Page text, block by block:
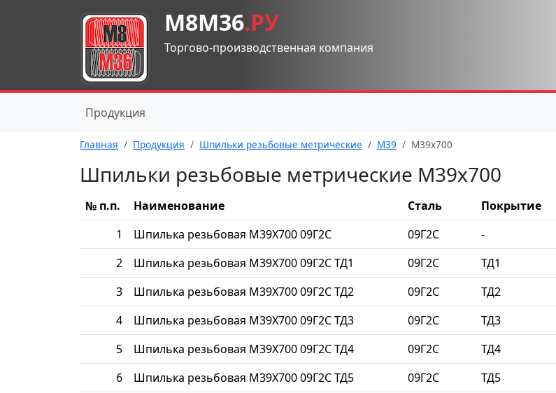
М8М36.РУ
Торгово-производственная компания
Продукция
Главная Продукция Шпильки резьбовые метрические М39 М39x700
Шпильки резьбовые метрические М39x700
№ п.п. Наименование Сталь Покрытие
1
Шпилька резьбовая М39Х700 09Г2С 09Г2С -
2 Шпилька резьбовая М39Х700 09Г2С ТД1 09Г2С ТД1
3 Шпилька резьбовая М39Х700 09Г2С ТД2 09Г2С ТД2
4 Шпилька резьбовая М39Х700 09Г2С ТД3 09Г2С ТД3
5 Шпилька резьбовая М39Х700 09Г2С ТД4 09Г2С ТД4
6 Шпилька резьбовая М39Х700 09Г2С ТД5 09Г2С ТД5